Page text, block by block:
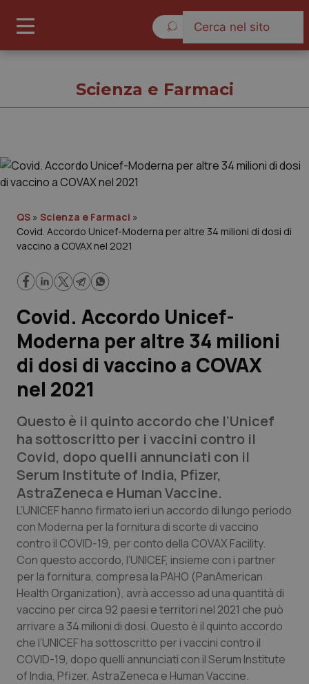
Governo e Parlamento
Regioni e Asl
Lavoro e Professioni
Scienza e Farmaci
Studi e Analisi
Lettere al direttore
Edizioni Regionali
QS Pro
Professionisti Sanitari.AI
Abruzzo
Basilicata
Calabria
Campania
QS Pro Gold
Artrite & artrosi
Asma & BPCO
Car-T
QS Club Newsletter
Scienza e Farmaci
QS » Scienza e Farmaci »
Covid. Accordo Unicef-Moderna per altre 34 milioni di dosi di
vaccino a COVAX nel 2021
Covid. Accordo Unicef-
Moderna per altre 34 milioni
di dosi di vaccino a COVAX
nel 2021
Questo è il quinto accordo che l’Unicef
ha sottoscritto per i vaccini contro il
Covid, dopo quelli annunciati con il
Serum Institute of India, Pfizer,
AstraZeneca e Human Vaccine.
L’UNICEF hanno firmato ieri un accordo di lungo periodo
con Moderna per la fornitura di scorte di vaccino
contro il COVID-19, per conto della COVAX Facility.
Con questo accordo, l’UNICEF, insieme con i partner
per la fornitura, compresa la PAHO (PanAmerican
Health Organization), avrà accesso ad una quantità di
vaccino per circa 92 paesi e territori nel 2021 che può
arrivare a 34 milioni di dosi. Questo è il quinto accordo
che l’UNICEF ha sottoscritto per i vaccini contro il
COVID-19, dopo quelli annunciati con il Serum Institute
of India, Pfizer, AstraZeneca e Human Vaccine.